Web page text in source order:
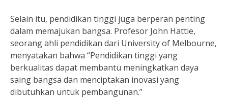
Selain itu, pendidikan tinggi juga berperan penting
dalam memajukan bangsa. Profesor John Hattie,
seorang ahli pendidikan dari University of Melbourne,
menyatakan bahwa “Pendidikan tinggi yang
berkualitas dapat membantu meningkatkan daya
saing bangsa dan menciptakan inovasi yang
dibutuhkan untuk pembangunan.”